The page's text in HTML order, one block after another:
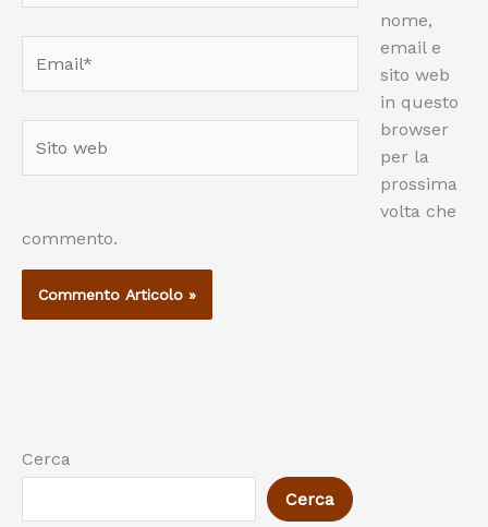
web
nome,
email e
sito web
in questo
browser
per la
prossima
volta che
commento.
Cerca
Cerca